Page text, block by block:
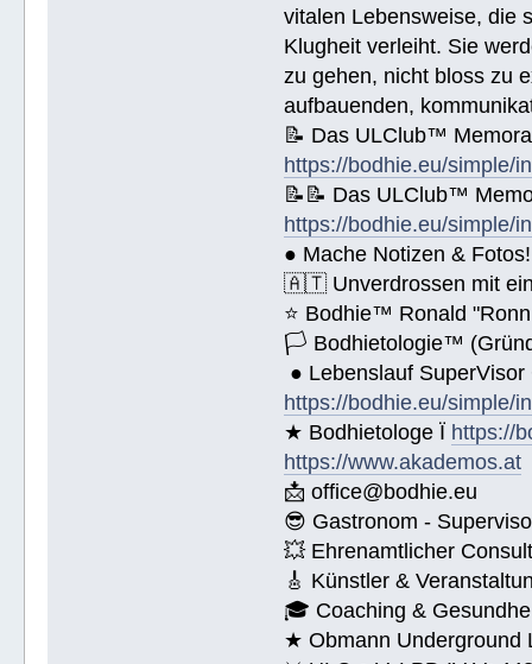
vitalen Lebensweise, die
Klugheit verleiht. Sie
zu gehen, nicht bloss zu
aufbauenden,
📝 Das ULClub™
https://bodhie.eu/simple/
📝📝 Das ULClub™
https://bodhie.eu/simple/
● Mache Notizen & Fotos!
🇦🇹 Unverdrossen mit
⭐️ Bodhie™ Ronald
🏳 Bodhietologie™
● Lebenslauf
https://bodhie.eu/simple/
★ Bodhietologe Ï https://
https://www.akademos.at
📩 office@bodhie.eu
😎 Gastronom -
💥 Ehrenamtlicher
🎸 Künstler &
🎓 Coaching &
★ Obmann Underground